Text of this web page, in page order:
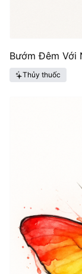
Bướm Đêm Với
Thủy thuốc